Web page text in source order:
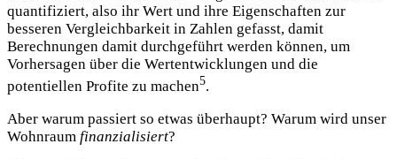
quantifiziert, also ihr Wert und ihre Eigenschaften zur
besseren Vergleichbarkeit in Zahlen gefasst, damit
Berechnungen damit durchgeführt werden können, um
Vorhersagen über die Wertentwicklungen und die
potentiellen Profite zu machen5.
Aber warum passiert so etwas überhaupt? Warum wird unser
Wohnraum finanzialisiert?